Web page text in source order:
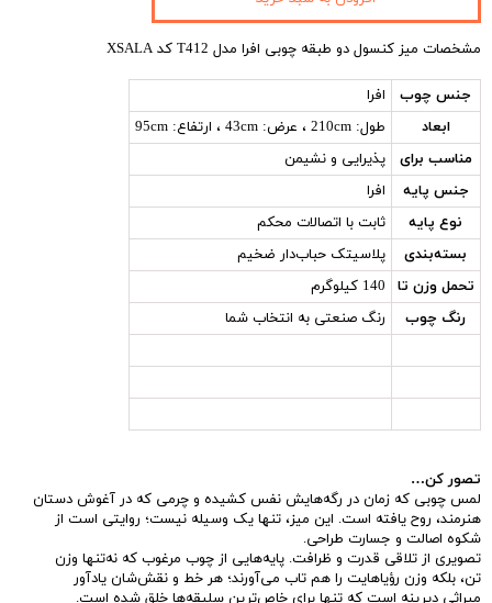
مشخصات میز کنسول دو طبقه چوبی افرا مدل T412 کد XSALA
جنس چوب
افرا
ابعاد
طول: 210cm ، عرض: 43cm ، ارتفاع: 95cm
مناسب برای
پذیرایی و نشیمن
جنس پایه
افرا
نوع پایه
ثابت با اتصالات محکم
بسته‌بندی
پلاسیتک حباب‌دار ضخیم
تحمل وزن تا
140 کیلوگرم
رنگ چوب
رنگ صنعتی به انتخاب شما
تصور کن…
لمس چوبی که زمان در رگه‌هایش نفس کشیده و چرمی که در آغوش دستان
هنرمند، روح یافته است. این میز، تنها یک وسیله‌ نیست؛ روایتی است از
شکوه اصالت و جسارت طراحی.
تصویری از تلاقی قدرت و ظرافت. پایه‌هایی از چوب مرغوب که نه‌تنها وزن
تن، بلکه وزن رؤیاهایت را هم تاب می‌آورند؛ هر خط و نقش‌شان یادآور
میراثی دیرینه است که تنها برای خاص‌ترین سلیقه‌ها خلق شده است.